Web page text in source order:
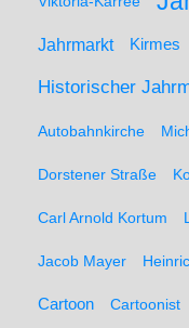
Jahrmarkt Kirmes
Historischer
Autobahnkirche
Dorstener Straße
Carl Arnold Kortum
Jacob Mayer
Cartoon Cartoonist